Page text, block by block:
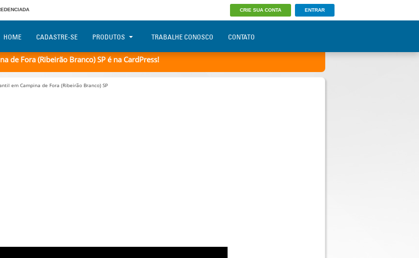
CRIE SUA CONTA ENTRAR
HOME CADASTRE-SE PRODUTOS TRABALHE CONOSCO CONTATO
de Fora (Ribeirão Branco) SP é na CardPress!
em Campina de Fora (Ribeirão Branco) SP